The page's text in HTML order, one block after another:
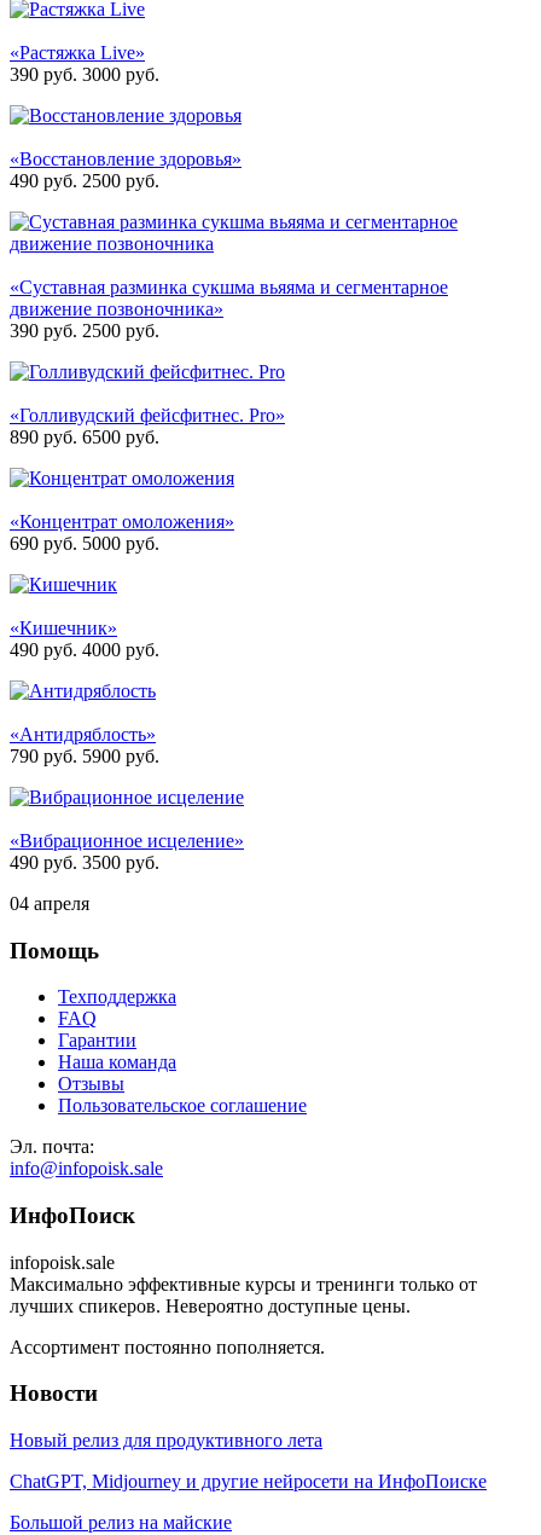
«Растяжка Live»
390 руб. 3000 руб.
«Восстановление здоровья»
490 руб. 2500 руб.
«Суставная разминка сукшма вьяяма и сегментарное
движение позвоночника»
390 руб. 2500 руб.
«Голливудский фейсфитнес. Pro»
890 руб. 6500 руб.
«Концентрат омоложения»
690 руб. 5000 руб.
«Кишечник»
490 руб. 4000 руб.
«Антидряблость»
790 руб. 5900 руб.
«Вибрационное исцеление»
490 руб. 3500 руб.
04 апреля
Помощь
Техподдержка
FAQ
Гарантии
Наша команда
Отзывы
Пользовательское соглашение
Эл. почта:
info@infopoisk.sale
ИнфоПоиск
infopoisk.sale
Максимально эффективные курсы и тренинги только от
лучших спикеров. Невероятно доступные цены.
Ассортимент постоянно пополняется.
Новости
Новый релиз для продуктивного лета
ChatGPT, Midjourney и другие нейросети на ИнфоПоиске
Большой релиз на майские